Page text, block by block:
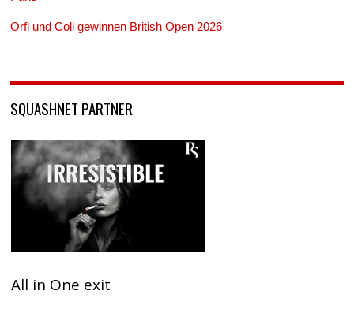
Orfi und Coll gewinnen British Open 2026
SQUASHNET PARTNER
All in One exit